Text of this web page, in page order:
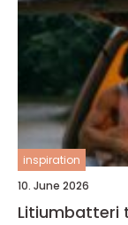
inspiration
10. June 2026
Litiumbatteri